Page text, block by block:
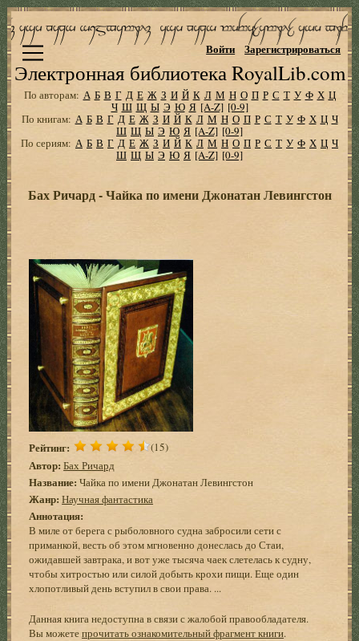
Электронная библиотека RoyalLib.com
Войти Зарегистрироваться
По авторам: А Б В Г Д Е Ж З И Й К Л М Н О П Р С Т У Ф Х Ц
Ч Ш Щ Ы Э Ю Я [A-Z] [0-9]
По книгам: А Б В Г Д Е Ж З И Й К Л М Н О П Р С Т У Ф Х Ц Ч
Ш Щ Ы Э Ю Я [A-Z] [0-9]
По сериям: А Б В Г Д Е Ж З И Й К Л М Н О П Р С Т У Ф Х Ц Ч
Ш Щ Ы Э Ю Я [A-Z] [0-9]
Бах Ричард - Чайка по имени Джонатан Левингстон
Рейтинг: (15)
Автор: Бах Ричард
Название: Чайка по имени Джонатан Левингстон
Жанр: Научная фантастика
Аннотация:
В миле от берега с рыболовного судна забросили сети с
приманкой, весть об этом мгновенно донеслась до Стаи,
ожидавшей завтрака, и вот уже тысяча чаек слетелась к судну,
чтобы хитростью или силой добыть крохи пищи. Еще один
хлопотливый день вступил в свои права. ...
Данная книга недоступна в связи с жалобой правообладателя.
Вы можетепрочитать ознакомительный фрагмент книги.